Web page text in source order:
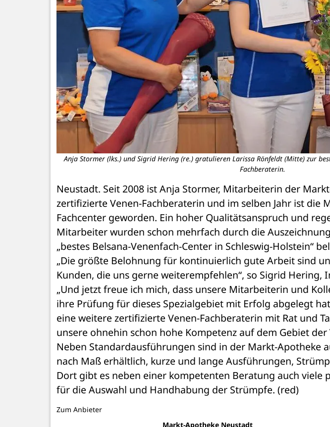
Anja Stormer (lks.) und Sigrid Hering (re.) gratulieren Larissa Rönfeldt (Mitte) zur
Fachberaterin.
Neustadt. Seit 2008 ist Anja Stormer, Mitarbeiterin der
zertifizierte Venen-Fachberaterin und im selben Jahr ist die
Fachcenter geworden. Ein hoher Qualitätsanspruch und
Mitarbeiter wurden schon mehrfach durch die
„bestes Belsana-Venenfach-Center in Schleswig-Holstein“
„Die größte Belohnung für kontinuierlich gute Arbeit sind
Kunden, die uns gerne weiterempfehlen“, so Sigrid Hering,
„Und jetzt freue ich mich, dass unsere Mitarbeiterin und
ihre Prüfung für dieses Spezialgebiet mit Erfolg abgelegt
eine weitere zertifizierte Venen-Fachberaterin mit Rat und
unsere ohnehin schon hohe Kompetenz auf dem Gebiet der
Neben Standardausführungen sind in der Markt-Apotheke
nach Maß erhältlich, kurze und lange Ausführungen,
Dort gibt es neben einer kompetenten Beratung auch viele
für die Auswahl und Handhabung der Strümpfe. (red)
Zum Anbieter
Markt-Apotheke Neustadt